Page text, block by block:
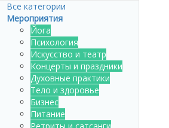
Все категории
Мероприятия
Йога
Психология
Искусство и театр
Концерты и праздники
Духовные практики
Тело и здоровье
Бизнес
Питание